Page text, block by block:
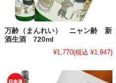
万齢（まんれい） ニャン齢 新
酒生酒 720ml
¥1,770(税込 ¥1,947)